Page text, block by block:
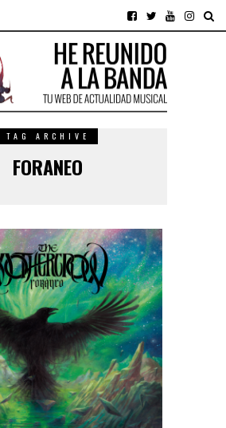
TAG ARCHIVE
FORANEO